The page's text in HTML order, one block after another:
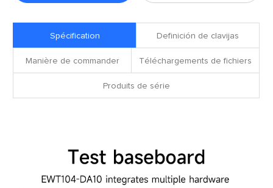
Spécification Definición de clavijas
Manière de commander Téléchargements de fichiers
Produits de série